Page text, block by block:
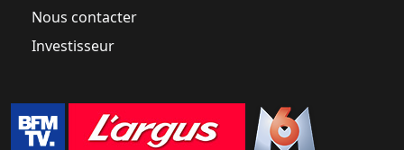
Nous contacter
Investisseur